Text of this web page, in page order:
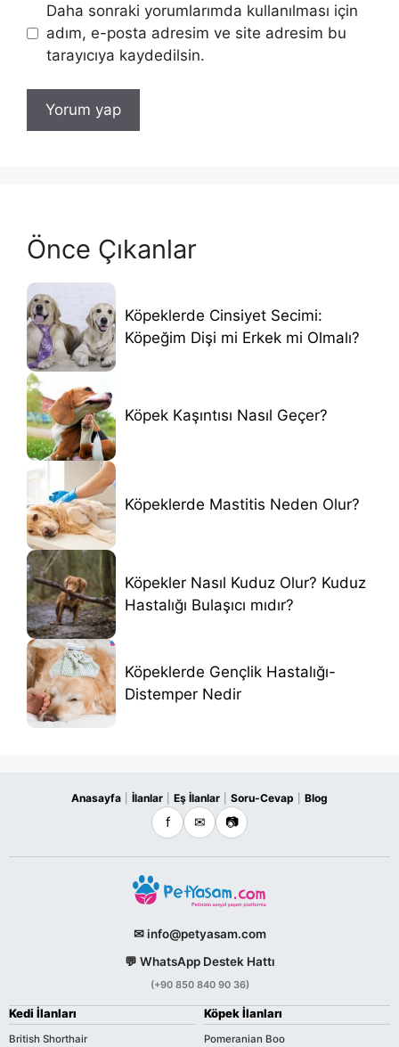
Daha sonraki yorumlarımda kullanılması için
adım, e-posta adresim ve site adresim bu
tarayıcıya kaydedilsin.
Önce Çıkanlar
Köpeklerde Cinsiyet Secimi:
Köpeğim Dişi mi Erkek mi Olmalı?
Köpek Kaşıntısı Nasıl Geçer?
Köpeklerde Mastitis Neden Olur?
Köpekler Nasıl Kuduz Olur? Kuduz
Hastalığı Bulaşıcı mıdır?
Köpeklerde Gençlik Hastalığı-
Distemper Nedir
Anasayfa İlanlar Eş İlanlar Soru-Cevap Blog
f ✉ 📷
✉ info@petyasam.com
💬 WhatsApp Destek Hattı
(+90 850 840 90 36)
Kedi İlanları
British Shorthair
Köpek İlanları
Pomeranian Boo